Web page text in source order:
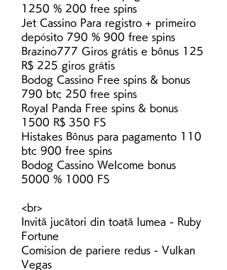
1250 % 200 free spins
Jet Cassino Para registro + primeiro
depósito 790 % 900 free spins
Brazino777 Giros grátis e bônus 125
R$ 225 giros grátis
Bodog Cassino Free spins & bonus
790 btc 250 free spins
Royal Panda Free spins & bonus
1500 R$ 350 FS
Histakes Bônus para pagamento 110
btc 900 free spins
Bodog Cassino Welcome bonus
5000 % 1000 FS
<br>
Invită jucători din toată lumea - Ruby
Fortune
Comision de pariere redus - Vulkan
Vegas